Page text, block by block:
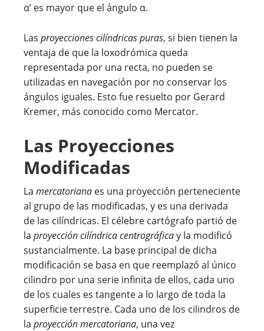
α’ es mayor que el ángulo α.
Las proyecciones cilíndricas puras, si bien tienen la
ventaja de que la loxodrómica queda
representada por una recta, no pueden se
utilizadas en navegación por no conservar los
ángulos iguales. Esto fue resuelto por Gerard
Kremer, más conocido como Mercator.
Las Proyecciones
Modificadas
La mercatoriana es una proyección perteneciente
al grupo de las modificadas, y es una derivada
de las cilíndricas. El célebre cartógrafo partió de
la proyección cilíndrica centrográficay la modificó
sustancialmente. La base principal de dicha
modificación se basa en que reemplazó al único
cilindro por una serie infinita de ellos, cada uno
de los cuales es tangente a lo largo de toda la
superficie terrestre. Cada uno de los cilindros de
la proyección mercatoriana, una vez